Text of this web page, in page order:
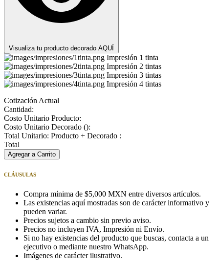
Visualiza tu producto decorado AQUÍ
Impresión 1 tinta
Impresión 2 tintas
Impresión 3 tintas
Impresión 4 tintas
Cotización Actual
Cantidad:
Costo Unitario Producto:
Costo Unitario Decorado ():
Total Unitario: Producto + Decorado :
Total
Agregar a Carrito
CLÁUSULAS
Compra mínima de $5,000 MXN entre diversos artículos.
Las existencias aquí mostradas son de carácter informativo y
pueden variar.
Precios sujetos a cambio sin previo aviso.
Precios no incluyen IVA, Impresión ni Envío.
Si no hay existencias del producto que buscas, contacta a un
ejecutivo o mediante nuestro WhatsApp.
Imágenes de carácter ilustrativo.